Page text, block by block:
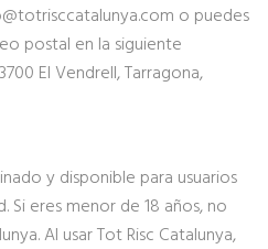
o puedes
postal en la siguiente
El Vendrell, Tarragona,
y disponible para usuarios
Si eres menor de 18 años, no
Al usar Tot Risc Catalunya,